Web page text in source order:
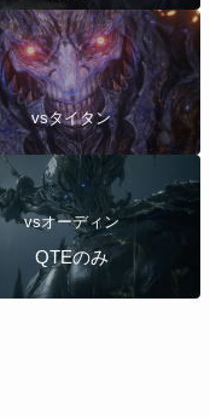
vsタイタン
vsオーディン
QTEのみ